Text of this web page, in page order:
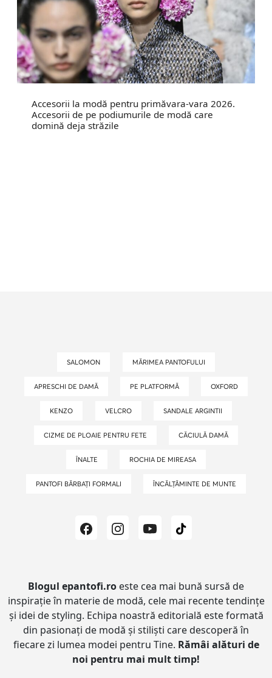
Accesorii la modă pentru primăvara-vara 2026.
Accesorii de pe podiumurile de modă care
domină deja străzile
SALOMON MĂRIMEA PANTOFULUI
APRESCHI DE DAMĂ PE PLATFORMĂ OXFORD
KENZO VELCRO SANDALE ARGINTII
CIZME DE PLOAIE PENTRU FETE CĂCIULĂ DAMĂ
ÎNALTE ROCHIA DE MIREASA
PANTOFI BĂRBAȚI FORMALI ÎNCĂLȚĂMINTE DE MUNTE
Blogul epantofi.ro este cea mai bună sursă de
inspirație în materie de modă, cele mai recente tendințe
și idei de styling. Echipa noastră editorială este formată
din pasionați de modă și stiliști care descoperă în
fiecare zi lumea modei pentru Tine. Rămâi alături de
noi pentru mai mult timp!